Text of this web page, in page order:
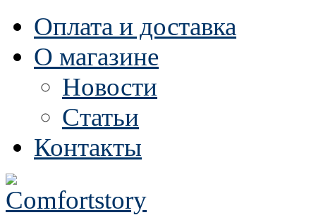
Оплата и доставка
О магазине
Новости
Статьи
Контакты